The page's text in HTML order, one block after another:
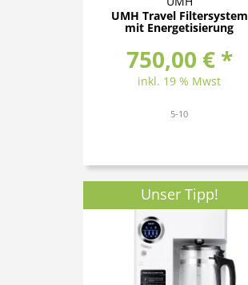
UMH Travel Filtersystem
mit Energetisierung
750,00 € *
inkl. 19 % Mwst
5-10
Unser Tipp!